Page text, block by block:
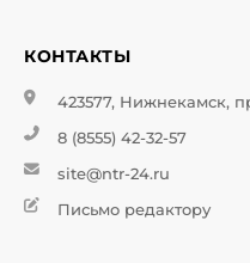
КОНТАКТЫ
423577, Нижнекамск,
8 (8555) 42-32-57
site@ntr-24.ru
Письмо редактору